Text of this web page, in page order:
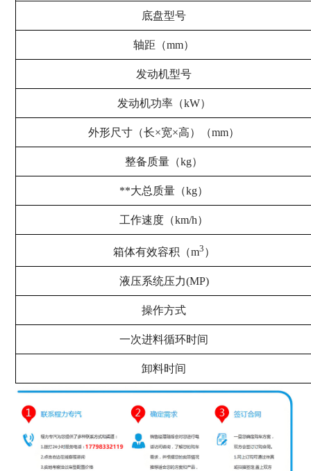
底盘型号
轴距（mm）
发动机型号
发动机功率（kW）
外形尺寸（长×宽×高）（mm）
整备质量（kg）
**大总质量（kg）
工作速度（km/h）
箱体有效容积（m3 ）
液压系统压力(MP)
操作方式
一次进料循环时间
卸料时间